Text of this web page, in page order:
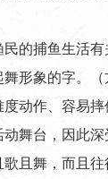
捕鱼生活
形象的字。
动作、容易
舞台，因此
且舞，而且